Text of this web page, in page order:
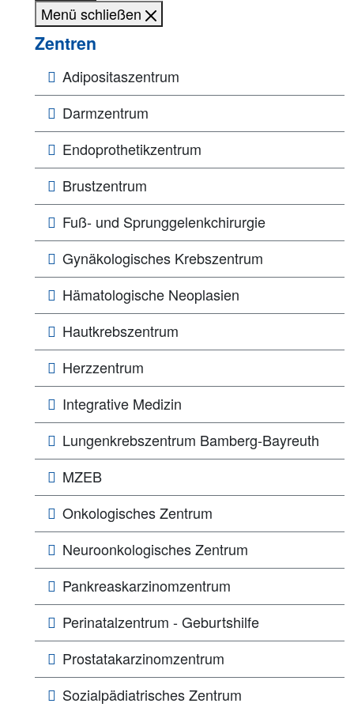
Menü schließen
Zentren
Adipositaszentrum
Darmzentrum
Endoprothetikzentrum
Brustzentrum
Fuß- und Sprunggelenkchirurgie
Gynäkologisches Krebszentrum
Hämatologische Neoplasien
Hautkrebszentrum
Herzzentrum
Integrative Medizin
Lungen­­krebs­zentrum Bamberg-Bayreuth
MZEB
Onkologisches Zentrum
Neuroonkologisches Zentrum
Pankreaskarzinomzentrum
Perinatalzentrum - Geburtshilfe
Prostatakarzinomzentrum
Sozialpädiatrisches Zentrum